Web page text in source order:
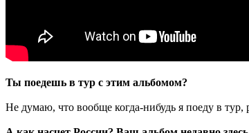
Ты поедешь в тур с этим альбомом?
Не думаю, что вообще когда-нибудь я поеду в